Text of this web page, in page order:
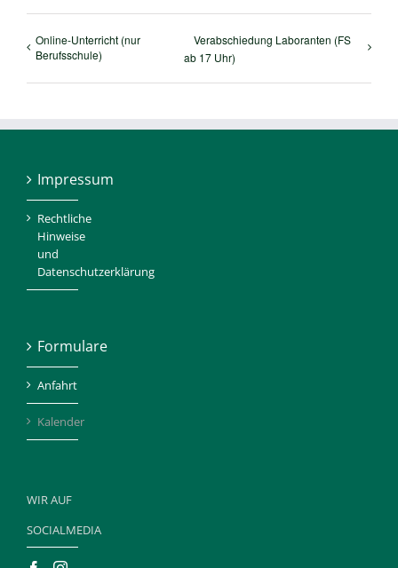
Online-Unterricht (nur
Berufsschule)
Verabschiedung Laboranten (FS
ab 17 Uhr)
Impressum
Rechtliche
Hinweise
und
Datenschutzerklärung
Formulare
Anfahrt
Kalender
WIR AUF
SOCIALMEDIA